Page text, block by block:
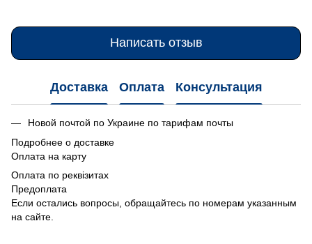
Написать отзыв
Доставка Оплата Консультация
Новой почтой по Украине по тарифам почты
Подробнее о доставке
Оплата на карту
Оплата по реквізитах
Предоплата
Если остались вопросы, обращайтесь по номерам указанным
на сайте.